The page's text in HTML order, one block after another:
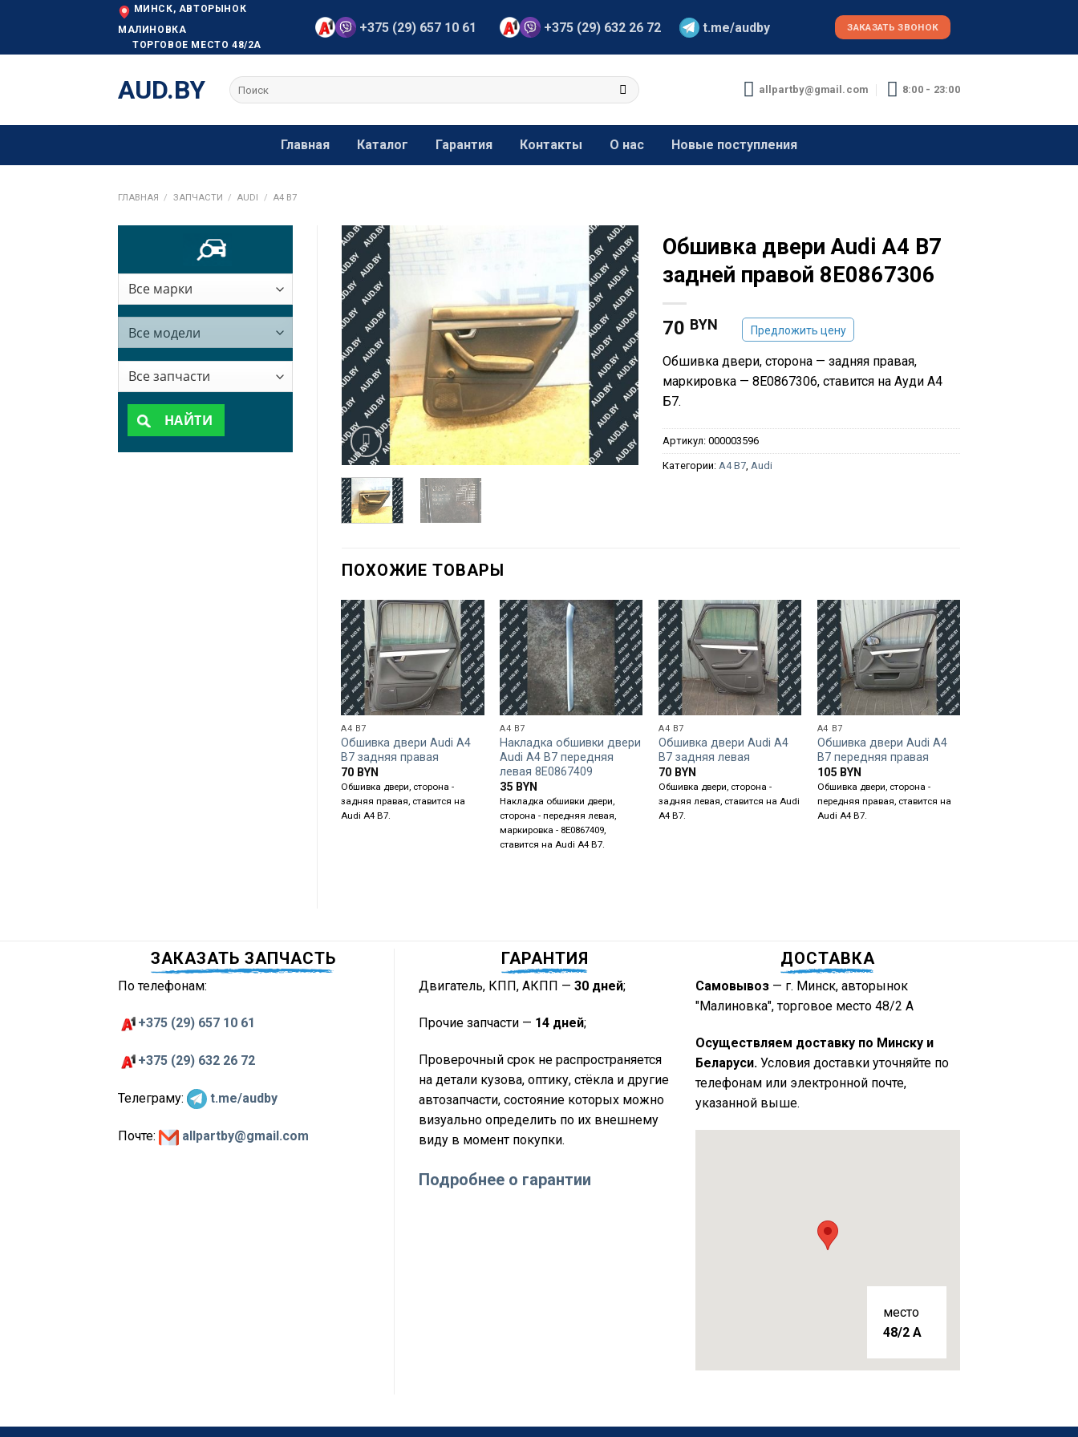
МИНСК, АВТОРЫНОК
МАЛИНОВКА
ТОРГОВОЕ МЕСТО 48/2А
+375 (29) 657 10 61 +375 (29) 632 26 72 t.me/audby ЗАКАЗАТЬ ЗВОНОК
AUD.BY Искать: allpartby@gmail.com 8:00 - 23:00
Главная Каталог Гарантия Контакты О нас Новые поступления
ГЛАВНАЯ / ЗАПЧАСТИ / AUDI / A4 B7
НАЙТИ
Обшивка двери Audi A4 B7
задней правой 8E0867306
70 BYN Предложить цену
Обшивка двери, сторона — задняя правая,
маркировка — 8E0867306, ставится на Ауди А4
Б7.
Артикул:000003596
Категории: A4 B7 Audi
ПОХОЖИЕ ТОВАРЫ
A4 B7
Обшивка двери Audi A4
B7 задняя правая
70 BYN
Обшивка двери, сторона -
задняя правая, ставится на
Audi A4 B7.
A4 B7
Накладка обшивки двери
Audi A4 B7 передняя
левая 8E0867409
35 BYN
Накладка обшивки двери,
сторона - передняя левая,
маркировка - 8E0867409,
ставится на Audi A4 B7.
A4 B7
Обшивка двери Audi A4
B7 задняя левая
70 BYN
Обшивка двери, сторона -
задняя левая, ставится на Audi
A4 B7.
A4 B7
Обшивка двери Audi A4
B7 передняя правая
105 BYN
Обшивка двери, сторона -
передняя правая, ставится на
Audi A4 B7.
ЗАКАЗАТЬ ЗАПЧАСТЬ
По телефонам:
+375 (29) 657 10 61
+375 (29) 632 26 72
Телеграму: t.me/audby
Почте: allpartby@gmail.com
ГАРАНТИЯ
Двигатель, КПП, АКПП — 30 дней;
Прочие запчасти — 14 дней;
Проверочный срок не распространяется
на детали кузова, оптику, стёкла и другие
автозапчасти, состояние которых можно
визуально определить по их внешнему
виду в момент покупки.
Подробнее о гарантии
ДОСТАВКА
Самовывоз— г. Минск, авторынок
"Малиновка", торговое место 48/2 А
Осуществляем доставку по Минску и
Беларуси.Условия доставки уточняйте по
телефонам или электронной почте,
указанной выше.
место
48/2 A